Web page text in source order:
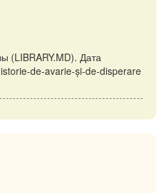
(LIBRARY.MD). Дата
de-avarie-și-de-disperare